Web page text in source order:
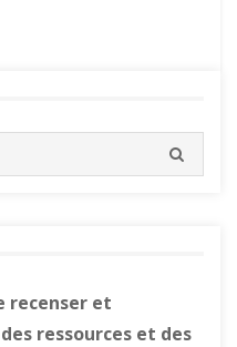
recenser et
ressources et des